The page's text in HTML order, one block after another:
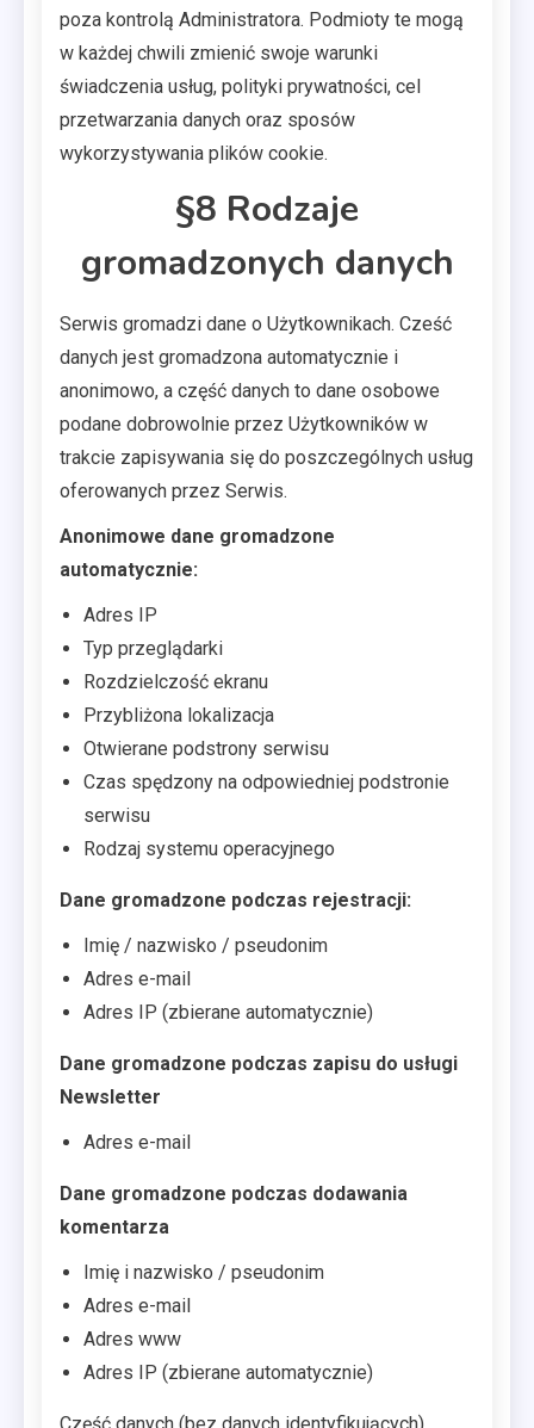
poza kontrolą Administratora. Podmioty te mogą
w każdej chwili zmienić swoje warunki
świadczenia usług, polityki prywatności, cel
przetwarzania danych oraz sposów
wykorzystywania plików cookie.
§8 Rodzaje
gromadzonych danych
Serwis gromadzi dane o Użytkownikach. Cześć
danych jest gromadzona automatycznie i
anonimowo, a część danych to dane osobowe
podane dobrowolnie przez Użytkowników w
trakcie zapisywania się do poszczególnych usług
oferowanych przez Serwis.
Anonimowe dane gromadzone
automatycznie:
Adres IP
Typ przeglądarki
Rozdzielczość ekranu
Przybliżona lokalizacja
Otwierane podstrony serwisu
Czas spędzony na odpowiedniej podstronie
serwisu
Rodzaj systemu operacyjnego
Dane gromadzone podczas rejestracji:
Imię / nazwisko / pseudonim
Adres e-mail
Adres IP (zbierane automatycznie)
Dane gromadzone podczas zapisu do usługi
Newsletter
Adres e-mail
Dane gromadzone podczas dodawania
komentarza
Imię i nazwisko / pseudonim
Adres e-mail
Adres www
Adres IP (zbierane automatycznie)